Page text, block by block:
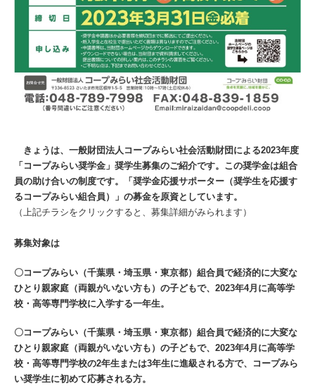
きょうは、一般財団法人コープみらい社会活動財団による2023年度
「コープみらい奨学金」奨学生募集のご紹介です。この奨学金は組合
員の助け合いの制度です。「奨学金応援サポーター（奨学生を応援す
るコープみらい組合員）」の募金を原資としています。
（上記チラシをクリックすると、募集詳細がみられます）
募集対象は
〇コープみらい（千葉県・埼玉県・東京都）組合員で経済的に大変な
ひとり親家庭（両親がいない方も）の子どもで、2023年4月に高等学
校・高等専門学校に入学する一年生。
〇コープみらい（千葉県・埼玉県・東京都）組合員で経済的に大変な
ひとり親家庭（両親がいない方も）の子どもで、2023年4月に高等学
校・高等専門学校の2年生または3年生に進級される方で、コープみら
い奨学生に初めて応募される方。